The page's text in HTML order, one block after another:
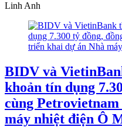
Linh Anh
BIDV và
khoản tín dụng
cùng
máy nhiệt điện Ô